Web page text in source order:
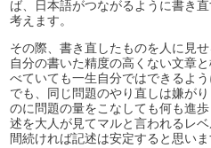
ば、日本語がつながるように書き
考えます。
その際、書き直したものを人に見
自分の書いた精度の高くない文章
べていても一生自分ではできるよ
でも、同じ問題のやり直しは嫌が
のに問題の量をこなしても何も進
述を大人が見てマルと言われるレ
間続ければ記述は安定すると思いま